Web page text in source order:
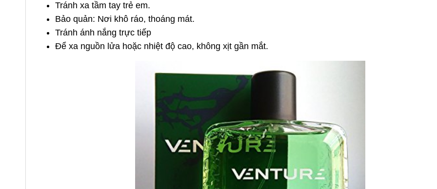
Tránh xa tầm tay trẻ em.
Bảo quản: Nơi khô ráo, thoáng mát.
Tránh ánh nắng trực tiếp
Để xa nguồn lửa hoặc nhiệt độ cao, không xịt gần mắt.